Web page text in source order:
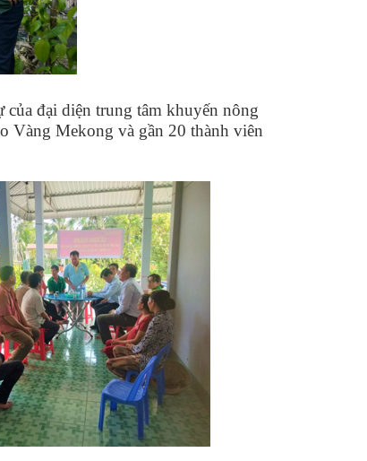
đại diện trung tâm khuyến nông
Vàng Mekong và gần 20 thành viên